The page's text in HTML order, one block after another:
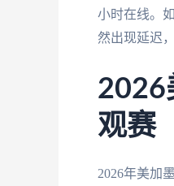
小时在线。
然出现延迟
2026
观赛
2026年美加